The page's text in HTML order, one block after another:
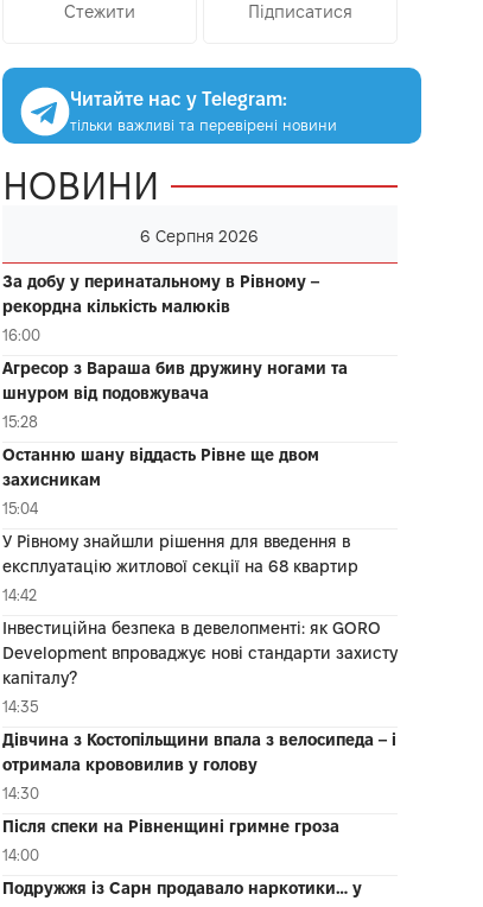
Стежити Підписатися
Читайте нас у Telegram:
тільки важливі та перевірені новини
НОВИНИ
6 Серпня 2026
За добу у перинатальному в Рівному –
рекордна кількість малюків
16:00
Агресор з Вараша бив дружину ногами та
шнуром від подовжувача
15:28
Останню шану віддасть Рівне ще двом
захисникам
15:04
У Рівному знайшли рішення для введення в
експлуатацію житлової секції на 68 квартир
14:42
Інвестиційна безпека в девелопменті: як GORO
Development впроваджує нові стандарти захисту
капіталу?
14:35
Дівчина з Костопільщини впала з велосипеда – і
отримала крововилив у голову
14:30
Після спеки на Рівненщині гримне гроза
14:00
Подружжя із Сарн продавало наркотики… у